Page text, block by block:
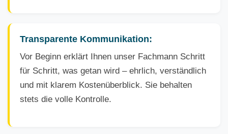
Transparente Kommunikation:
Vor Beginn erklärt Ihnen unser Fachmann Schritt
für Schritt, was getan wird – ehrlich, verständlich
und mit klarem Kostenüberblick. Sie behalten
stets die volle Kontrolle.